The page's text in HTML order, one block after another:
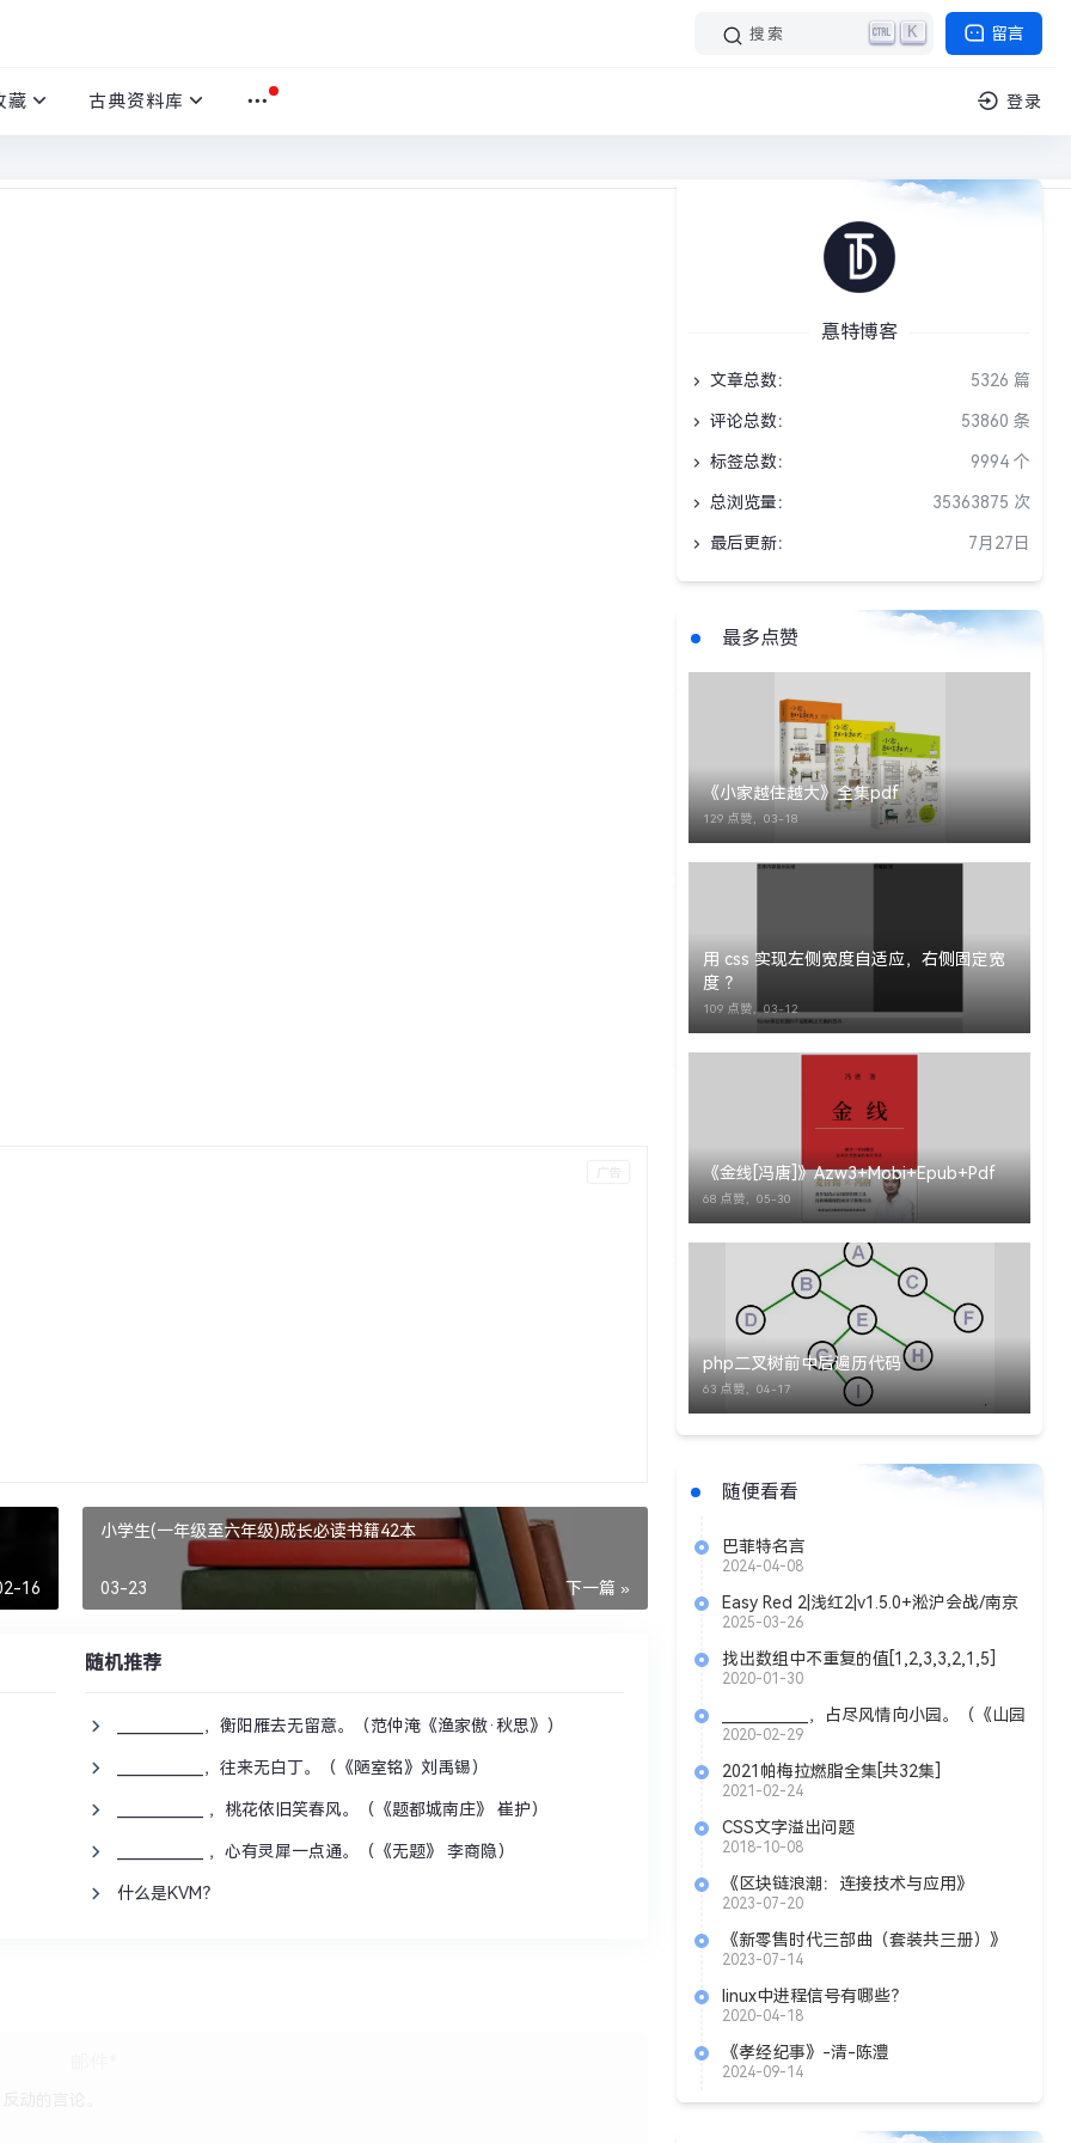
留言
搜索 K
藏 古典资料库 登录
的合法权益，请联系本站我们会及时删除。
自行鉴别，做一个有主见和判断力的用户。
，否则产生的一切后果将由下载用户自行承担。
16
小学生(一年级至六年级)成长必读书籍42本
下一篇 »
03-23
随机推荐
____________，衡阳雁去无留意。（范仲淹《渔家傲·秋思》）
____________，往来无白丁。（《陋室铭》刘禹锡）
____________ ，桃花依旧笑春风。（《题都城南庄》 崔护）
____________ ，心有灵犀一点通。（《无题》 李商隐）
什么是KVM？
惪特博客
文章总数： 5326 篇
评论总数： 53860 条
标签总数： 9994 个
总浏览量： 35363875 次
最后更新： 7月27日
最多点赞
《小家越住越大》全集pdf
129 点赞， 03-18
用 css 实现左侧宽度自适应，右侧固定宽
度 ？
109 点赞， 03-12
《金线[冯唐]》Azw3+Mobi+Epub+Pdf
68 点赞， 05-30
php二叉树前中后遍历代码
63 点赞， 04-17
随便看看
巴菲特名言
2024-04-08
Easy Red 2|浅红2|v1.5.0+淞沪会战/南京
会战+全DLC|官方中文|解压可玩
2025-03-26
找出数组中不重复的值[1,2,3,3,2,1,5]
2020-01-30
____________，占尽风情向小园。（《山园
小梅》 林逋）
2020-02-29
2021帕梅拉燃脂全集[共32集]
2021-02-24
CSS文字溢出问题
2018-10-08
《区块链浪潮：连接技术与应用》
Azw3+Mobi+Epub
2023-07-20
《新零售时代三部曲（套装共三册）》
Mobi+Epub
2023-07-14
linux中进程信号有哪些？
2020-04-18
《孝经纪事》-清-陈澧
2024-09-14